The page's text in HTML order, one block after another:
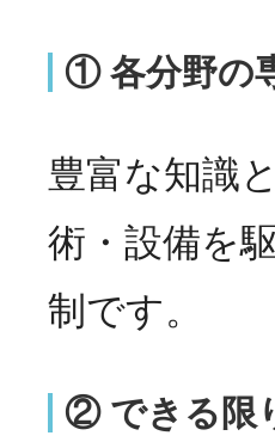
① 各分野の
豊富な知識
術・設備を
制です。
② できる限